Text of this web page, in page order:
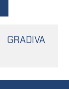
GRADIVA